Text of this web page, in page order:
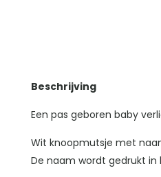
Beschrijving
Een pas geboren baby
Wit knoopmutsje met
De naam wordt gedrukt